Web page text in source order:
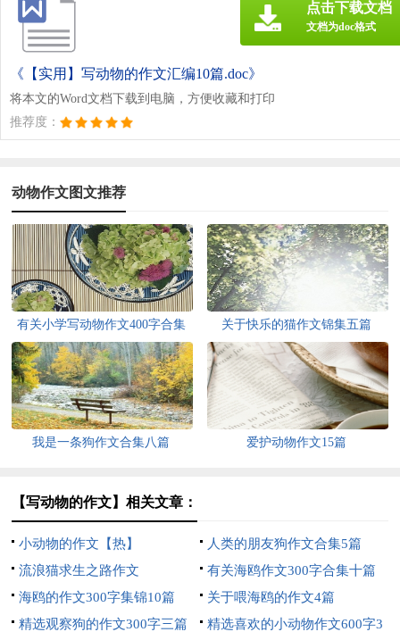
《【实用】写动物的作文汇编10篇.doc》
将本文的Word文档下载到电脑，方便收藏和打印
推荐度：
点击下载文档
文档为doc格式
动物作文图文推荐
有关小学写动物作文400字合集
七篇
关于快乐的猫作文锦集五篇
我是一条狗作文合集八篇 爱护动物作文15篇
【写动物的作文】相关文章：
小动物的作文【热】
人类的朋友狗作文合集5篇
流浪猫求生之路作文
有关海鸥作文300字合集十篇
海鸥的作文300字集锦10篇
关于喂海鸥的作文4篇
精选观察狗的作文300字三篇
精选喜欢的小动物作文600字3